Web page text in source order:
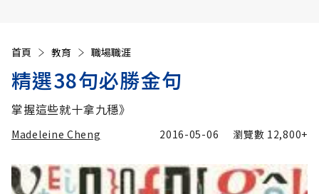
首頁 教育 職場職涯
精選38句必勝金句
掌握這些就十拿九穩》
Madeleine Cheng 2016-05-06 瀏覽數 12,800+